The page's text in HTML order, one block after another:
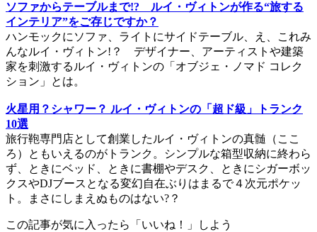
ソファからテーブルまで!? ルイ・ヴィトンが作る“旅する
インテリア”をご存じですか？
ハンモックにソファ、ライトにサイドテーブル、え、これみ
んなルイ・ヴィトン!？ デザイナー、アーティストや建築
家を刺激するルイ・ヴィトンの「オブジェ・ノマド コレク
ション」とは。
火星用？シャワー？ ルイ・ヴィトンの「超ド級」トランク
10選
旅行鞄専門店として創業したルイ・ヴィトンの真髄（ここ
ろ）ともいえるのがトランク。シンプルな箱型収納に終わら
ず、ときにベッド、ときに書棚やデスク、ときにシガーボッ
クスやDJブースとなる変幻自在ぶりはまるで４次元ポケッ
ト。まさにしまえぬものはない?？
この記事が気に入ったら「いいね！」しよう